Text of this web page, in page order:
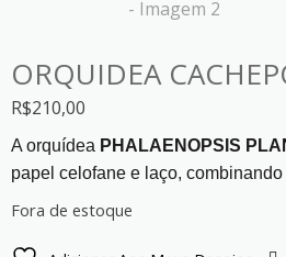
ORQUIDEA
R$210,00
A orquídea PHALAENOPSIS
papel celofane e laço, combinando
Fora de estoque